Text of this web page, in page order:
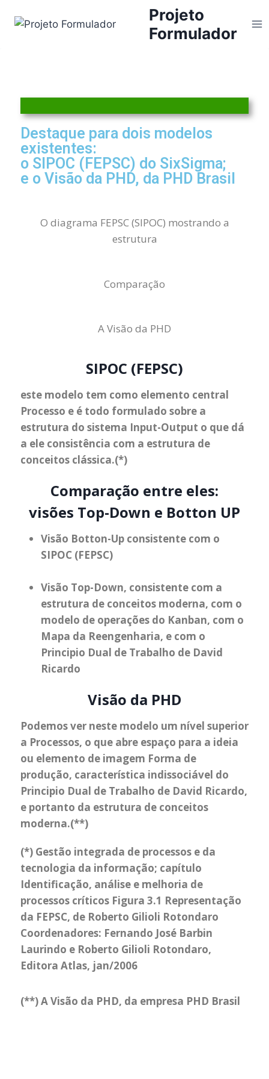
Projeto
Formulador
Destaque para dois modelos
existentes:
o SIPOC (FEPSC) do SixSigma;
e o Visão da PHD, da PHD Brasil
O diagrama FEPSC (SIPOC) mostrando a
estrutura
Comparação
A Visão da PHD
SIPOC (FEPSC)
este modelo tem como elemento central
Processo e é todo formulado sobre a
estrutura do sistema Input-Output o que dá
a ele consistência com a estrutura de
conceitos clássica.(*)
Comparação entre eles:
visões Top-Down e Botton UP
Visão Botton-Up consistente com o
SIPOC (FEPSC)
Visão Top-Down, consistente com a
estrutura de conceitos moderna, com o
modelo de operações do Kanban, com o
Mapa da Reengenharia, e com o
Principio Dual de Trabalho de David
Ricardo
Visão da PHD
Podemos ver neste modelo um nível superior
a Processos, o que abre espaço para a ideia
ou elemento de imagem Forma de
produção, característica indissociável do
Principio Dual de Trabalho de David Ricardo,
e portanto da estrutura de conceitos
moderna.(**)
(*) Gestão integrada de processos e da
tecnologia da informação; capítulo
Identificação, análise e melhoria de
processos críticos Figura 3.1 Representação
da FEPSC, de Roberto Gilioli Rotondaro
Coordenadores: Fernando José Barbin
Laurindo e Roberto Gilioli Rotondaro,
Editora Atlas, jan/2006
(**) A Visão da PHD, da empresa PHD Brasil